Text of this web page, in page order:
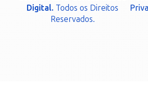
Digital. Todos os Direitos
Reservados.